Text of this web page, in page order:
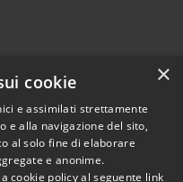
Copyright © 2026 • Comune di
×
cookie
e assimilati strettamente
e alla navigazione del sito,
al solo fine di elaborare
e anonime.
cookie policy al seguente link